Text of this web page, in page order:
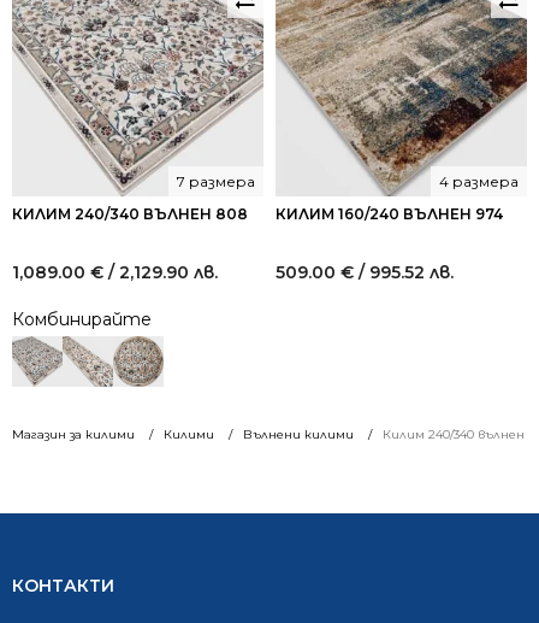
Магазин за килими Килими Вълнени килими Килим 240/340 вълнен
КИЛИМ 240/340 ВЪЛНЕН 808
7 размера
1,089.00 € / 2,129.90 лв.
Комбинирайте
КИЛИМ 160/240 ВЪЛНЕН 974
4 размера
509.00 € / 995.52 лв.
КОНТАКТИ